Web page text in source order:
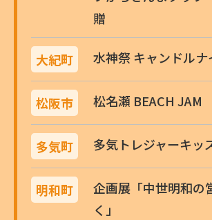
贈
大紀町 水神祭 キャンドルナ
松阪市 松名瀬 BEACH JAM
多気町 多気トレジャーキッ
明和町
企画展「中世明和の
く」